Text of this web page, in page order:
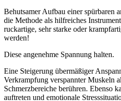
Behutsamer Aufbau einer spürbaren
die Methode als hilfreiches
ruckartige, sehr starke oder
werden!
Diese angenehme Spannung halten.
Eine Steigerung übermäßiger
Verkrampfung verspannter Muskeln
Schmerzbereiche berühren. Ebenso
auftreten und emotionale